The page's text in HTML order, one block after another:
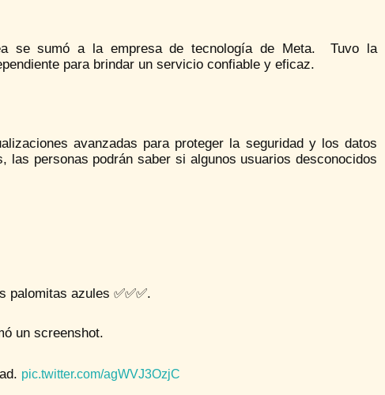
se sumó a la empresa de tecnología de Meta. Tuvo la
para brindar un servicio confiable y eficaz.
avanzadas para proteger la seguridad y los datos
personas podrán saber si algunos usuarios desconocidos
azules ✅✅✅.
un screenshot.
pic.twitter.com/agWVJ3OzjC